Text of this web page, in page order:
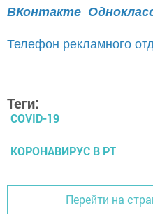
ВКонтакте
Телефон рекламного
Теги:
COVID-19
КОРОНАВИРУС В РТ
Перейти на